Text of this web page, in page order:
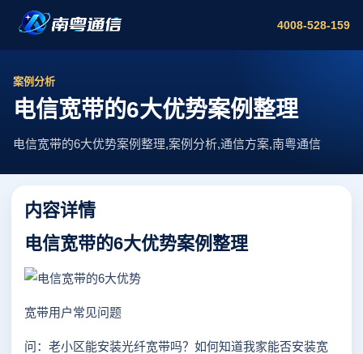
4008-528-159
案例分析
电信宽带的6大优势案例整理
电信宽带的6大优势案例整理,案例分析,通信方案,南粤通信
内容详情
电信宽带的6大优势案例整理
宽带用户常见问题
问：老小区能安装光纤宽带吗？如何知道我家能否安装宽